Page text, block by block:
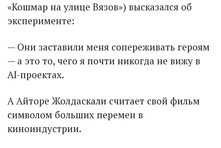
«Кошмар на улице Вязов») высказался об
эксперименте:
— Они заставили меня сопереживать героям
— а это то, чего я почти никогда не вижу в
AI-проектах.
А Айторе Жолдаскали считает свой фильм
символом больших перемен в
киноиндустрии.